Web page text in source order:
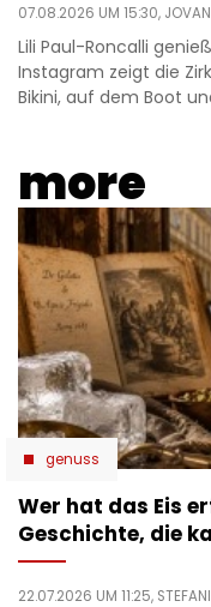
07.08.2026 UM 15:30,
Lili Paul-Roncalli
Instagram zeigt die
Bikini, auf dem Boot
more
genuss
Wer hat das Eis
Geschichte, die
22.07.2026 UM 11:25,